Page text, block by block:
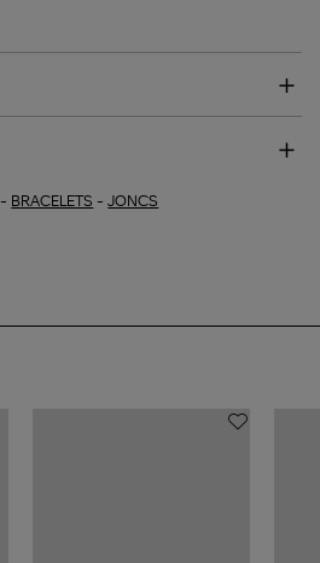
- BRACELETS -JONCS